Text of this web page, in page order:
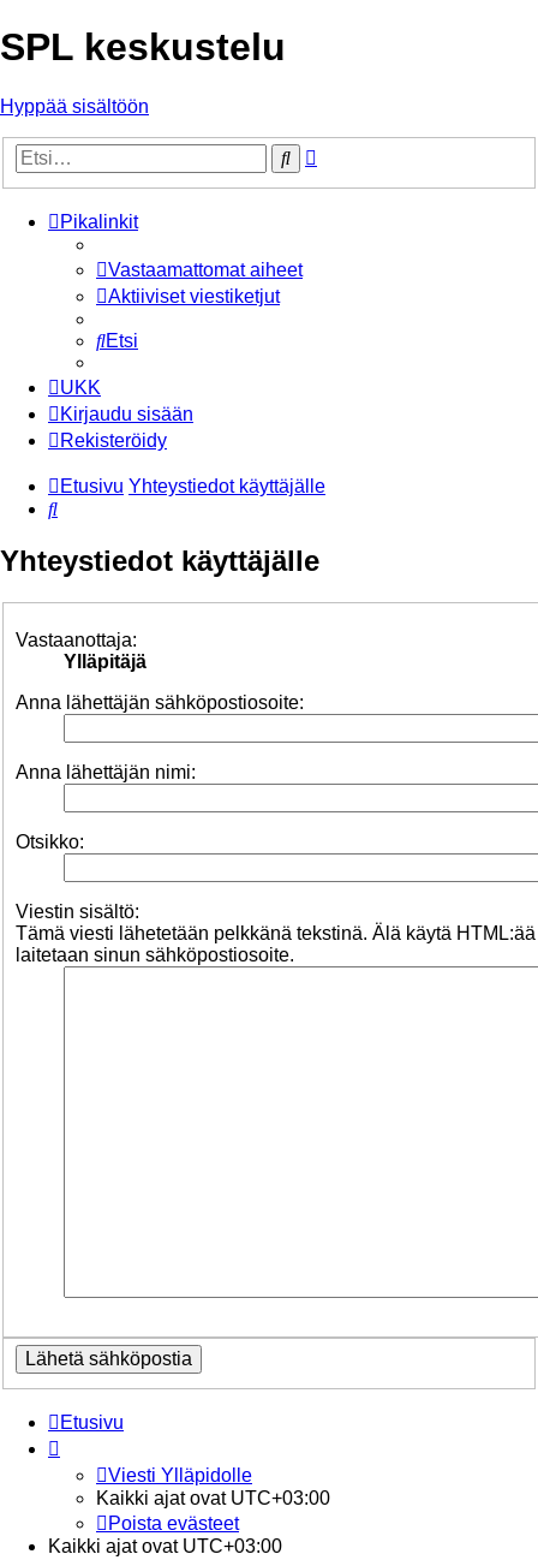
SPL keskustelu
Hyppää sisältöön
Etsi
Pikalinkit
Vastaamattomat aiheet
Aktiiviset viestiketjut
Etsi
UKK
Kirjaudu sisään
Rekisteröidy
Etusivu Yhteystiedot käyttäjälle
Etsi
Yhteystiedot käyttäjälle
Vastaanottaja:
Ylläpitäjä
Anna lähettäjän sähköpostiosoite:
Anna lähettäjän nimi:
Otsikko:
Viestin sisältö:
Tämä viesti lähetetään pelkkänä tekstinä. Älä käytä
laitetaan sinun sähköpostiosoite.
Etusivu
Viesti Ylläpidolle
Kaikki ajat ovat UTC+03:00
Poista evästeet
Kaikki ajat ovat UTC+03:00